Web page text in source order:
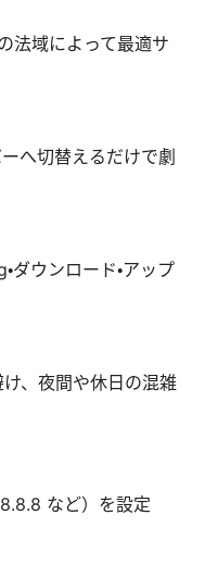
法域によって最適サ
へ切替えるだけで劇
ダウンロード・アップ
、夜間や休日の混雑
など）を設定